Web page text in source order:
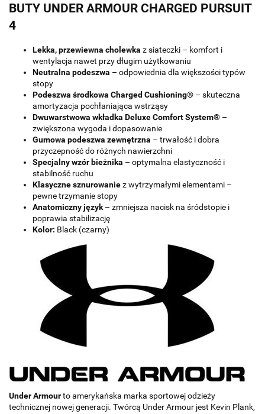
BUTY UNDER ARMOUR CHARGED PURSUIT
4
Lekka, przewiewna cholewka z siateczki – komfort i
wentylacja nawet przy długim użytkowaniu
Neutralna podeszwa – odpowiednia dla większości typów
stopy
Podeszwa środkowa Charged Cushioning® – skuteczna
amortyzacja pochłaniająca wstrząsy
Dwuwarstwowa wkładka Deluxe Comfort System® –
zwiększona wygoda i dopasowanie
Gumowa podeszwa zewnętrzna – trwałość i dobra
przyczepność do różnych nawierzchni
Specjalny wzór bieżnika – optymalna elastyczność i
stabilność ruchu
Klasyczne sznurowaniez wytrzymałymi elementami –
pewne trzymanie stopy
Anatomiczny język – zmniejsza nacisk na śródstopie i
poprawia stabilizację
Kolor: Black (czarny)
Under Armourto amerykańska marka sportowej odzieży
technicznej nowej generacji. Twórcą Under Armour jest Kevin Plank,